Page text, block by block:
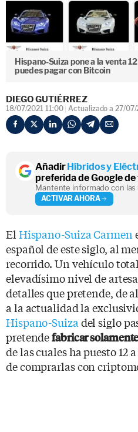
Hispano-Suiza pone a la venta
puedes pagar con Bitcoin
DIEGO GUTIÉRREZ
18/07/2021 11:00 Actualizado a 27/07/
AñadirHíbridos y
preferida de Google
Mantente informado con las
ACTIVAR AHORA
El Hispano-Suiza Carmen
español de este siglo, al
recorrido. Un vehículo
elevadísimo nivel de
detalles que pretende, de
a la actualidad la
Hispano-Suiza del siglo
pretendefabricar
de las cuales ha puesto
de comprarlas con